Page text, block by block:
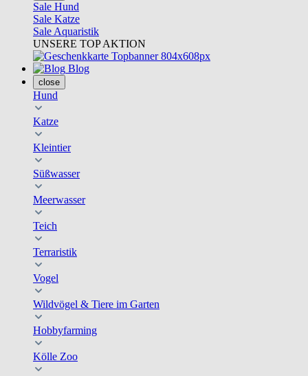
Sale Hund
Sale Katze
Sale Aquaristik
UNSERE TOP AKTION
Blog
close
Hund
Katze
Kleintier
Süßwasser
Meerwasser
Teich
Terraristik
Vogel
Wildvögel & Tiere im Garten
Hobbyfarming
Kölle Zoo